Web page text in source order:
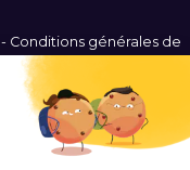
- Conditions générales de
-Plan du site